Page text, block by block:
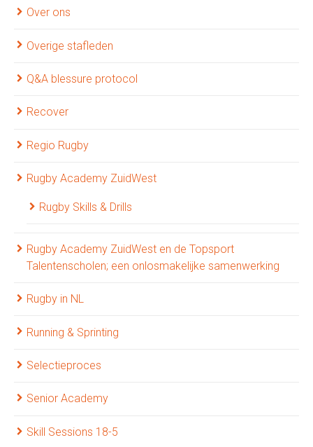
Over ons
Overige stafleden
Q&A blessure protocol
Recover
Regio Rugby
Rugby Academy ZuidWest
Rugby Skills & Drills
Rugby Academy ZuidWest en de Topsport
Talentenscholen; een onlosmakelijke samenwerking
Rugby in NL
Running & Sprinting
Selectieproces
Senior Academy
Skill Sessions 18-5